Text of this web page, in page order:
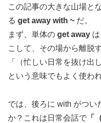
この記事の大きな山場と
る get away with ~ だ。
まず、単体の get away
こして、その場から離脱
「（忙しい日常を抜け出
という意味でもよく使われ
では、後ろに with がつい
か？これは日常会話で 「